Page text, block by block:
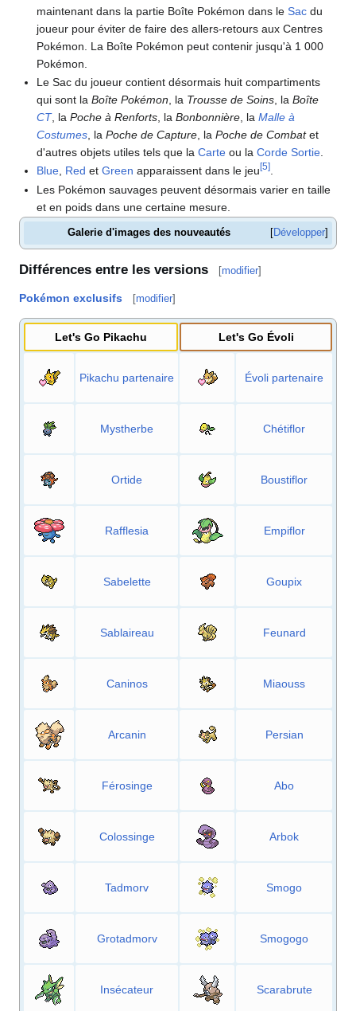
maintenant dans la partie Boîte Pokémon dans leSac du
joueur pour éviter de faire des allers-retours aux Centres
Pokémon. La Boîte Pokémon peut contenir jusqu'à 1 000
Pokémon.
Le Sac du joueur contient désormais huit compartiments
qui sont laBoîte Pokémon , la Trousse de Soins , laBoîte
CT, laPoche à Renforts , laBonbonnière , laMalle à
Costumes , laPoche de Capture , laPoche de Combatet
d'autres objets utiles tels que laCarte ou laCorde Sortie
Blue, Red etGreen apparaissent dans le jeu[5].
Les Pokémon sauvages peuvent désormais varier en taille
et en poids dans une certaine mesure.
Développer
Galerie d'images des nouveautés
Différences entre les versions [modifier]
Pokémon exclusifs [modifier]
Let's Go Pikachu Let's Go Évoli
Pikachu partenaire Évoli partenaire
Mystherbe Chétiflor
Ortide Boustiflor
Rafflesia Empiflor
Sabelette Goupix
Sablaireau Feunard
Caninos Miaouss
Arcanin Persian
Férosinge Abo
Colossinge Arbok
Tadmorv Smogo
Grotadmorv Smogogo
Insécateur Scarabrute